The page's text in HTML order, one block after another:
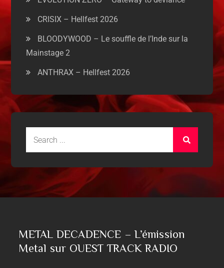
CRISIX – Hellfest 2026
BLOODYWOOD – Le souffle de l’Inde sur la
Mainstage 2
ANTHRAX – Hellfest 2026
METAL DECADENCE – L’émission
Metal sur OUEST TRACK RADIO